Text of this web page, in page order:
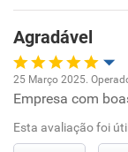
Benefícios
Recomenda
Recomenda
Agradável
Oportunidade de
Ambiente de
25 Março 2025.
Empresa com
Esta avaliação foi